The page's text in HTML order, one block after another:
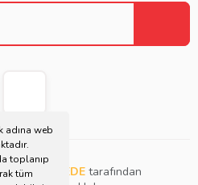
adına web
toplanıp
tüm
Müjdat DEDE tarafından